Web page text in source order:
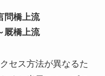
問橋上流
厩橋上流
セス方法が異なるた